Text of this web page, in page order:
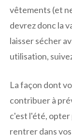
vêtements (et
devrez donc la
laisser sécher
utilisation,
La façon dont
contribuer à
c'est l'été, opter
rentrer dans